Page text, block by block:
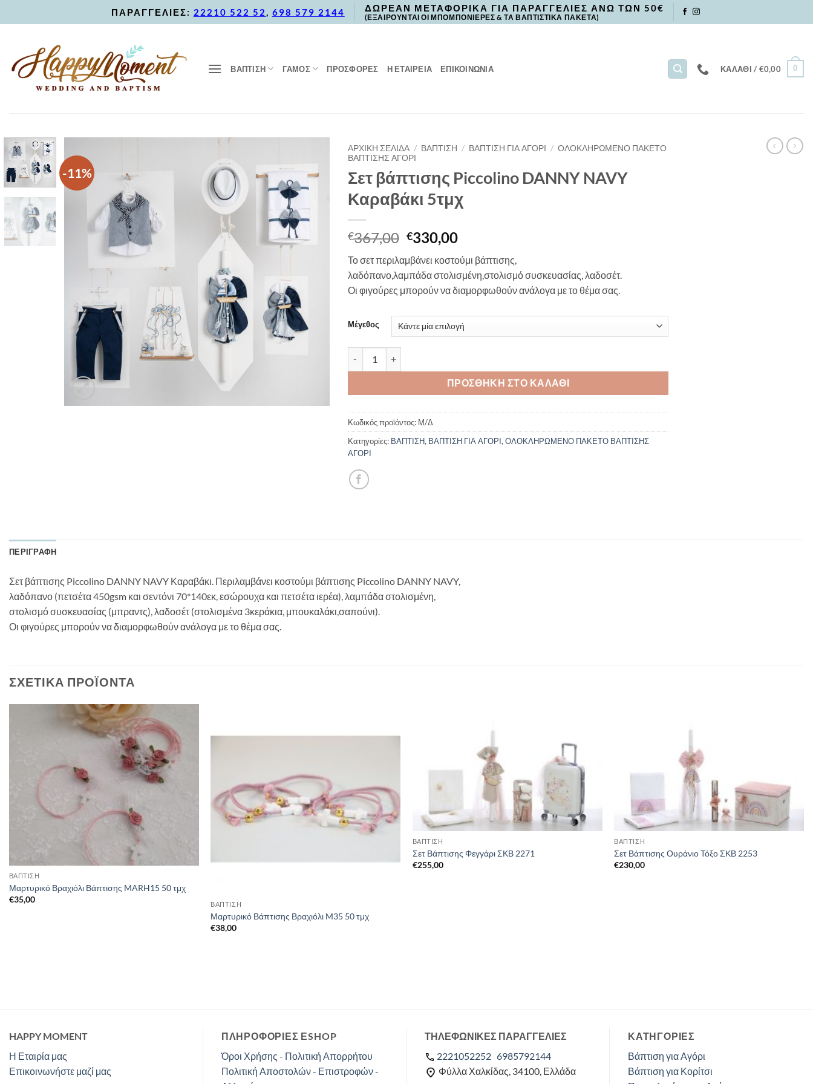
to
ΠΑΡΑΓΓΕΛΙΕΣ: 22210 522 52, 698 579 2144 ΔΩΡΕΑΝ ΜΕΤΑΦΟΡΙΚΑ ΓΙΑ ΠΑΡΑΓΓΕΛΙΕΣ ΑΝΩ ΤΩΝ 50€
(ΕΞΑΙΡΟΥΝΤΑΙ ΟΙ ΜΠΟΜΠΟΝΙΕΡΕΣ & ΤΑ ΒΑΠΤΙΣΤΙΚΑ ΠΑΚΕΤΑ)
ΒΑΠΤΙΣΗ ΓΑΜΟΣ ΠΡΟΣΦΟΡΈΣ Η ΕΤΑΙΡΕΙΑ ΕΠΙΚΟΙΝΩΝΙΑ ΚΑΛΆΘΙ / €0,00 0
-11%
ΑΡΧΙΚΉ ΣΕΛΊΔΑ / ΒΑΠΤΙΣΗ / ΒΑΠΤΙΣΗ ΓΙΑ ΑΓΟΡΙ / ΟΛΟΚΛΗΡΩΜΕΝΟ ΠΑΚΕΤΟ
ΒΑΠΤΙΣΗΣ ΑΓΟΡΙ
Σετ βάπτισης Piccolino DANNY NAVY
Καραβάκι 5τμχ
€367,00 Original
price
was:
€367,00.
€330,00Η
τιμή
είναι:
€330,00.
Το σετ περιλαμβάνει κοστούμι βάπτισης,
λαδόπανο,λαμπάδα στολισμένη,στολισμό συσκευασίας, λαδοσέτ.
Οι φιγούρες μπορούν να διαμορφωθούν ανάλογα με το θέμα σας.
Μέγεθος
ΠΡΟΣΘΉΚΗ ΣΤΟ ΚΑΛΆΘΙ
Κωδικός προϊόντος: Μ/Δ
Κατηγορίες: ΒΑΠΤΙΣΗ, ΒΑΠΤΙΣΗ ΓΙΑ ΑΓΟΡΙ, ΟΛΟΚΛΗΡΩΜΕΝΟ ΠΑΚΕΤΟ ΒΑΠΤΙΣΗΣ
ΑΓΟΡΙ
ΠΕΡΙΓΡΑΦΉ
Σετ βάπτισης Piccolino DANNY NAVY Καραβάκι. Περιλαμβάνει κοστούμι βάπτισης Piccolino DANNY NAVY,
λαδόπανο (πετσέτα 450gsm και σεντόνι 70*140εκ, εσώρουχα και πετσέτα ιερέα), λαμπάδα στολισμένη,
στολισμό συσκευασίας (μπραντς), λαδοσέτ (στολισμένα 3κεράκια, μπουκαλάκι,σαπούνι).
Οι φιγούρες μπορούν να διαμορφωθούν ανάλογα με το θέμα σας.
ΣΧΕΤΙΚΆ ΠΡΟΪΌΝΤΑ
ΒΑΠΤΙΣΗ
Μαρτυρικό Βραχιόλι Βάπτισης MARH15 50 τμχ
€35,00 ΒΑΠΤΙΣΗ
Μαρτυρικό Βάπτισης Βραχιόλι M35 50 τμχ
€38,00
ΒΑΠΤΙΣΗ
Σετ Βάπτισης Φεγγάρι ΣΚΒ 2271
€255,00
ΒΑΠΤΙΣΗ
Σετ Βάπτισης Ουράνιο Τόξο ΣΚΒ 2253
€230,00
HAPPY MOMENT
Η Εταιρία μας
Επικοινωνήστε μαζί μας
ΠΛΗΡΟΦΟΡΙΕΣ ΕSHOP
Όροι Χρήσης - Πολιτική Απορρήτου
Πολιτική Αποστολών - Επιστροφών -
ΤΗΛΕΦΩΝΙΚΕΣ ΠΑΡΑΓΓΕΛΙΕΣ
2221052252 6985792144
Φύλλα Χαλκίδας, 34100, Ελλάδα
ΚΑΤΗΓΟΡΊΕΣ
Βάπτιση για Αγόρι
Βάπτιση για Κορίτσι